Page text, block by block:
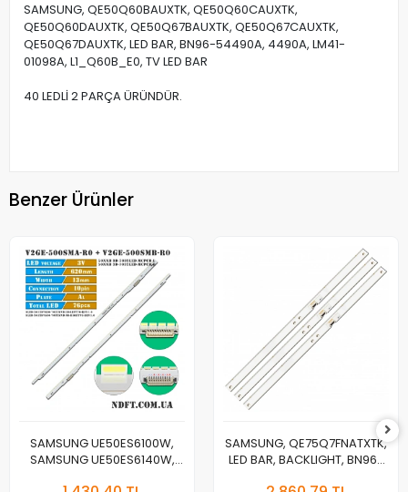
SAMSUNG, QE50Q60BAUXTK, QE50Q60CAUXTK,
QE50Q60DAUXTK, QE50Q67BAUXTK, QE50Q67CAUXTK,
QE50Q67DAUXTK, LED BAR, BN96-54490A, 4490A, LM41-
01098A, L1_Q60B_E0, TV LED BAR
40 LEDLİ 2 PARÇA ÜRÜNDÜR.
Benzer Ürünler
SAMSUNG UE50ES6100W,
SAMSUNG UE50ES6140W,
SAMSUNG, QE75Q7FNATXTK,
LED BAR, BACKLIGHT, BN96-